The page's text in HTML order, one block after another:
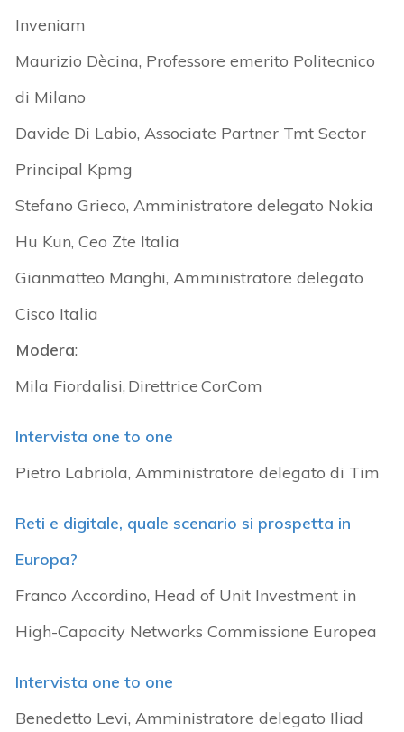
Inveniam
Maurizio Dècina, Professore emerito Politecnico
di Milano
Davide Di Labio, Associate Partner Tmt Sector
Principal Kpmg
Stefano Grieco, Amministratore delegato Nokia
Hu Kun, Ceo Zte Italia
Gianmatteo Manghi, Amministratore delegato
Cisco Italia
Modera:
Mila Fiordalisi, Direttrice CorCom
Intervista one to one
Pietro Labriola, Amministratore delegato di Tim
Reti e digitale, quale scenario si prospetta in
Europa?
Franco Accordino, Head of Unit Investment in
High-Capacity Networks Commissione Europea
Intervista one to one
Benedetto Levi, Amministratore delegato Iliad